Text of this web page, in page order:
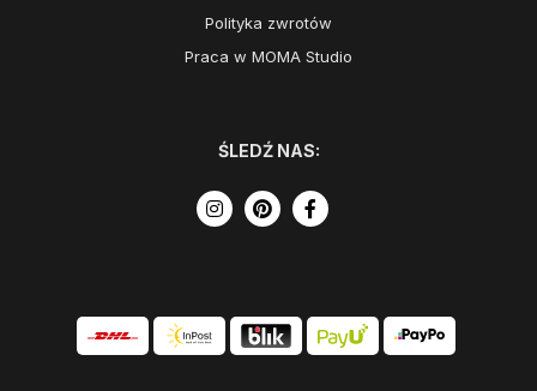
Polityka zwrotów
Praca w MOMA Studio
ŚLEDŹ NAS: